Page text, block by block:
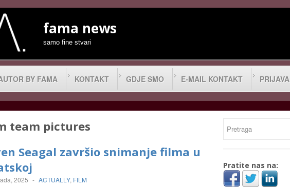
fama news
samo fine stvari
BY FAMA KONTAKT GDJE SMO E-MAIL KONTAKT PRIJAVA
team pictures
Seagal završio snimanje filma u
2025 - ACTUALLY, FILM
Pratite nas na: